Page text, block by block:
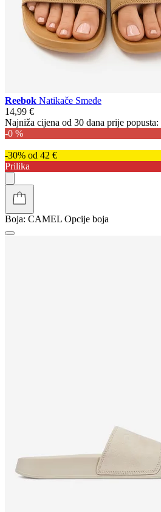
Reebok Natikače Smeđe
14,99 €
Najniža cijena od 30 dana prije popusta:
-0 %
-30% od 42 €
Prilika
Boja: CAMEL Opcije boja